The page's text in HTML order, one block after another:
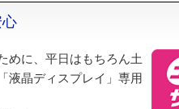
めに、平日はもちろん土
液晶ディスプレイ」専用